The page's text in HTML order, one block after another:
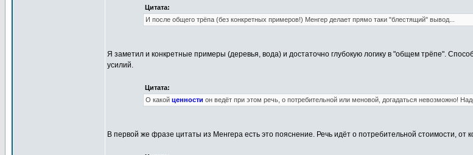
Цитата:
И после общего трёпа (без конкретных примеров!) Менгер делает прямо таки "блестящий" вывод...
Я заметил и конкретные примеры (деревья, вода) и достаточно глубокую логику в "общем трёпе".
усилий.
Цитата:
О какой ценности он ведёт при этом речь, о потребительной или меновой, догадаться невозможно!
В первой же фразе цитаты из Менгера есть это пояснение. Речь идёт о потребительной стоимости, от